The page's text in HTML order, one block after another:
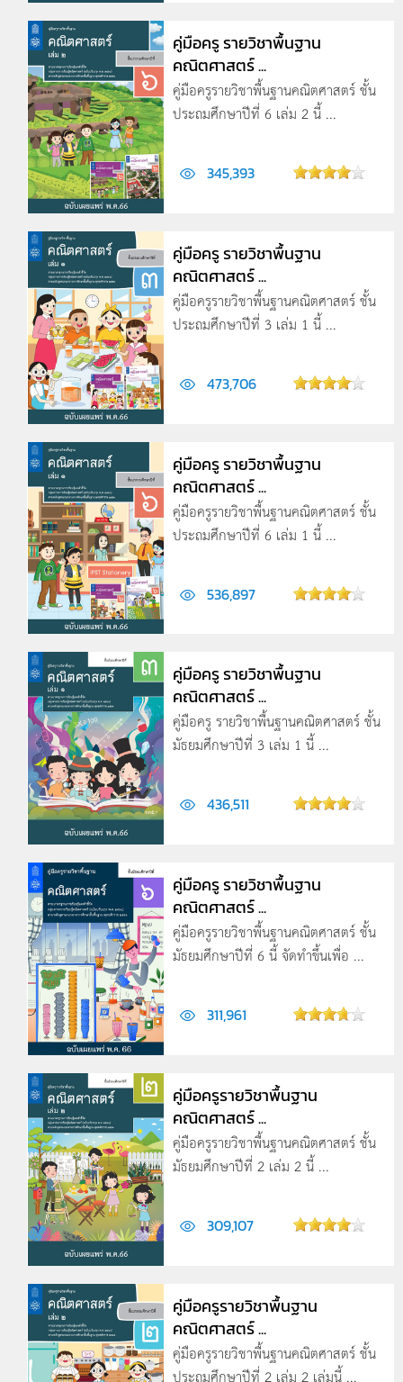
คู่มือครู รายวิชาพื้นฐาน
คณิตศาสตร์ ...
คู่มือครูรายวิชาพื้นฐานคณิตศาสตร์ ชั้น
ประถมศึกษาปีที่ 6 เล่ม 2 นี้ ...
345,393
คู่มือครู รายวิชาพื้นฐาน
คณิตศาสตร์ ...
คู่มือครูรายวิชาพื้นฐานคณิตศาสตร์ ชั้น
ประถมศึกษาปีที่ 3 เล่ม 1 นี้ ...
473,706
คู่มือครู รายวิชาพื้นฐาน
คณิตศาสตร์ ...
คู่มือครูรายวิชาพื้นฐานคณิตศาสตร์ ชั้น
ประถมศึกษาปีที่ 6 เล่ม 1 นี้ ...
536,897
คู่มือครู รายวิชาพื้นฐาน
คณิตศาสตร์ ...
คู่มือครู รายวิชาพื้นฐานคณิตศาสตร์ ชั้น
มัธยมศึกษาปีที่ 3 เล่ม 1 นี้ ...
436,511
คู่มือครู รายวิชาพื้นฐาน
คณิตศาสตร์ ...
คู่มือครูรายวิชาพื้นฐานคณิตศาสตร์ ชั้น
มัธยมศึกษาปีที่ 6 นี้ จัดทำขึ้นเพื่อ ...
311,961
คู่มือครูรายวิชาพื้นฐาน
คณิตศาสตร์ ...
คู่มือครูรายวิชาพื้นฐานคณิตศาสตร์ ชั้น
มัธยมศึกษาปีที่ 2 เล่ม 2 นี้ ...
309,107
คู่มือครูรายวิชาพื้นฐาน
คณิตศาสตร์ ...
คู่มือครูรายวิชาพื้นฐานคณิตศาสตร์ ชั้น
ประถมศึกษาปีที่ 2 เล่ม 2 เล่มนี้ ...